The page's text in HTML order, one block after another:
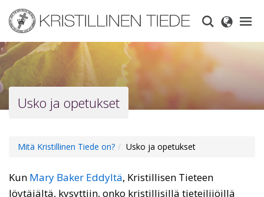
main
content
Usko ja opetukset
Mitä Kristillinen Tiede on? Usko ja opetukset
Kun Mary Baker Eddyltä, Kristillisen Tieteen
löytäjältä, kysyttiin, onko kristillisillä tieteilijöillä